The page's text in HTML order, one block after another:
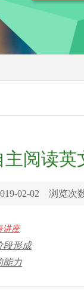
阅读英
02-02 浏览次
讲座
段形成
能力